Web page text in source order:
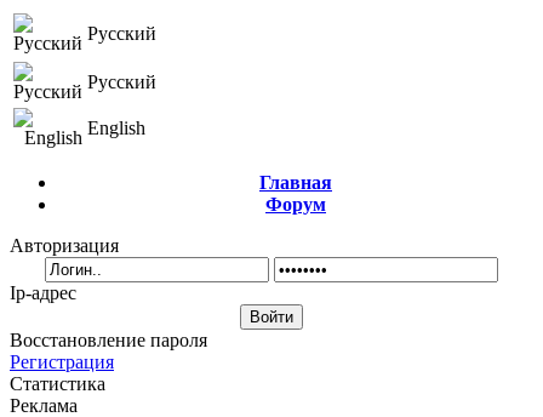
Русский
Русский
English
Главная
Форум
Авторизация
Ip-адрес
Восстановление пароля
Регистрация
Статистика
Реклама